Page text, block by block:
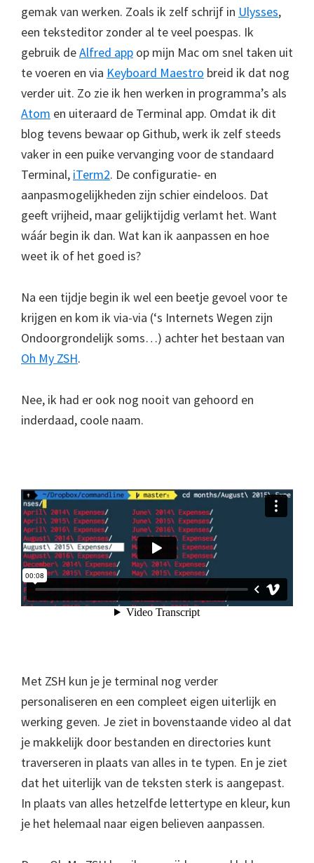
gemak van werken. Zoals ik zelf schrijf in Ulysses,
een teksteditor zonder al te veel poespas. Ik
gebruik deAlfred app op mijn Mac om snel taken uit
te voeren en via Keyboard Maestro breid ik dat nog
verder uit. Zo zie ik hen werken in programma’s als
Atom en uiteraard de Terminal app. Omdat ik dit
blog tevens bewaar op Github, werk ik zelf steeds
vaker in een puike vervanging voor de standaard
Terminal, iTerm2. De configuratie- en
aanpasmogelijkheden zijn schier eindeloos. Dat
geeft vrijheid, maar gelijktijdig verlamt het. Want
wáár begin ik dan. Wat kan ik aanpassen en hoe
weet ik of het goed is?
Na een tijdje begin ik wel een beetje gevoel voor te
krijgen en kom ik via-via (‘s Internets Wegen zijn
Ondoorgrondelijk soms…) achter het bestaan van
Oh My ZSH.
Nee, ik had er ook nog nooit van gehoord en
inderdaad, coole naam.
Met ZSH kun je je terminal nog verder
personaliseren en een compleet eigen uiterlijk en
werking geven. Je ziet in bovenstaande video al dat
je makkelijk door bestanden en directories kunt
traverseren in plaats van alles in te typen. En je ziet
dat het uiterlijk van de teksten sterk is aangepast.
In plaats van alles hetzelfde lettertype en kleur, kun
je het helemaal naar eigen believen aanpassen.